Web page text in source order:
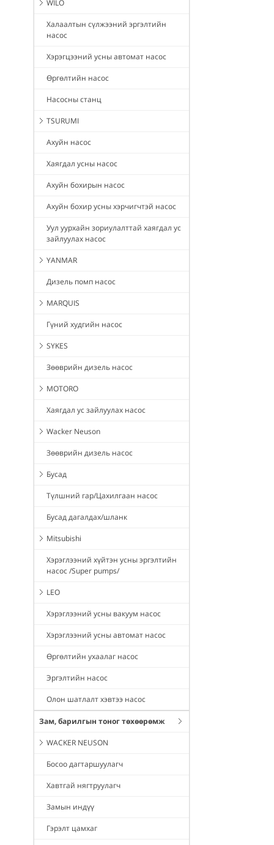
WILO
Халаалтын сүлжээний эргэлтийн
насос
Хэрэгцээний усны автомат насос
Өргөлтийн насос
Насосны станц
TSURUMI
Ахуйн насос
Хаягдал усны насос
Ахуйн бохирын насос
Ахуйн бохир усны хэрчигчтэй насос
Уул уурхайн зориулалттай хаягдал ус
зайлуулах насос
YANMAR
Дизель помп насос
MARQUIS
Гүний худгийн насос
SYKES
Зөөврийн дизель насос
MOTORO
Хаягдал ус зайлуулах насос
Wacker Neuson
Зөөврийн дизель насос
Бусад
Түлшний гар/Цахилгаан насос
Бусад дагалдах/шланк
Mitsubishi
Хэрэглээний хүйтэн усны эргэлтийн
насос /Super pumps/
LEO
Хэрэглээний усны вакуум насос
Хэрэглээний усны автомат насос
Өргөлтийн ухаалаг насос
Эргэлтийн насос
Олон шатлалт хэвтээ насос
Зам, барилгын тоног төхөөрөмж
WACKER NEUSON
Босоо дагтаршуулагч
Хавтгай нягтруулагч
Замын индүү
Гэрэлт цамхаг